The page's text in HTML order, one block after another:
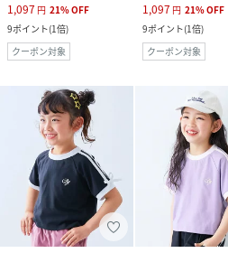
1,097 円 21%OFF
9ポイント(1倍)
クーポン対象
1,097 円 21%OFF
9ポイント(1倍)
クーポン対象